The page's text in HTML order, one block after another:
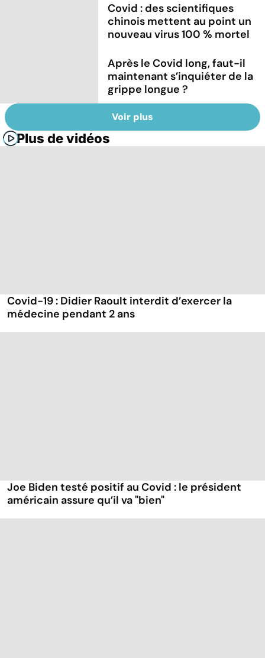
Covid : des scientifiques
chinois mettent au point un
nouveau virus 100 % mortel
Après le Covid long, faut-il
maintenant s’inquiéter de la
grippe longue ?
Voir plus
Plus de vidéos
Covid-19 : Didier Raoult interdit d’exercer la
médecine pendant 2 ans
Joe Biden testé positif au Covid : le président
américain assure qu’il va "bien"